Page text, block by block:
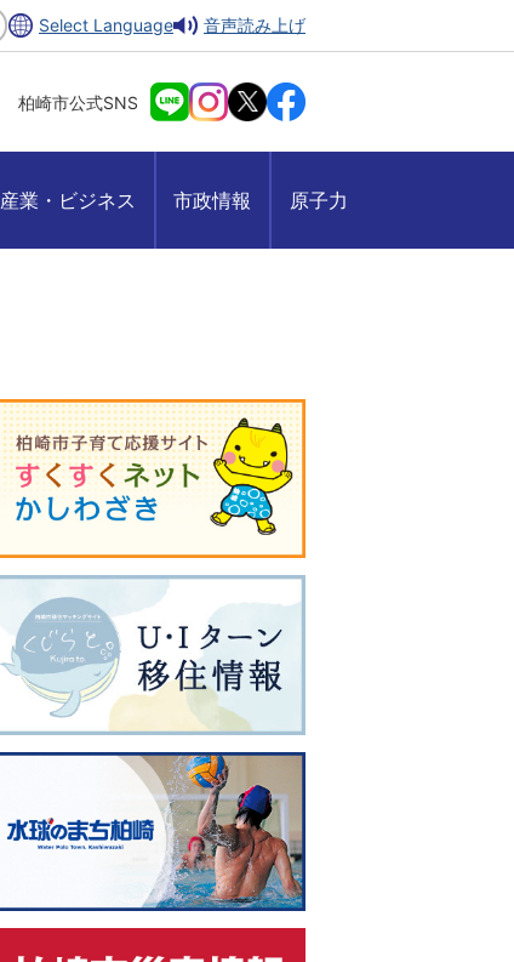
Select Language 音声読み上げ
柏崎市公式SNS
産業・ビジネス 市政情報 原子力